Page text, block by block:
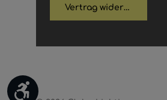
Vertrag widerrufen
Werkzeugleiste anzeigen